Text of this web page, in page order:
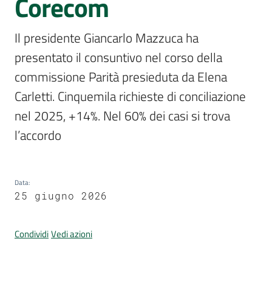
i
cittadini
Il presidente Giancarlo Mazzuca ha
presentato il consuntivo nel corso della
commissione Parità presieduta da Elena
Carletti. Cinquemila richieste di conciliazione
nel 2025, +14%. Nel 60% dei casi si trova
l’accordo
Data:
25 giugno 2026
CondividiVedi azioni